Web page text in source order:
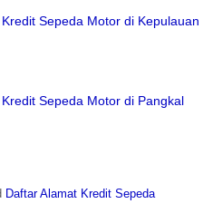
Sepeda Motor di Kepulauan
Sepeda Motor di Pangkal
Daftar Alamat Kredit Sepeda